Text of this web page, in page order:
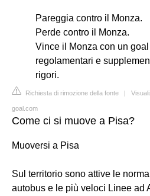
Pareggia contro il Monza.
Perde contro il Monza.
Vince il Monza con un
regolamentari e
rigori.
Richiesta di rimozione della fonte |
goal.com
Come ci si muove a Pisa?
Muoversi a Pisa
Sul territorio sono attive le
autobus e le più veloci Linee ad